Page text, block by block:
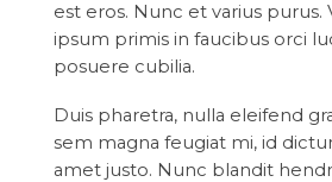
est eros. Nunc et varius purus.
ipsum primis in faucibus orci
posuere cubilia.
Duis pharetra, nulla eleifend
sem magna feugiat mi, id
amet justo. Nunc blandit